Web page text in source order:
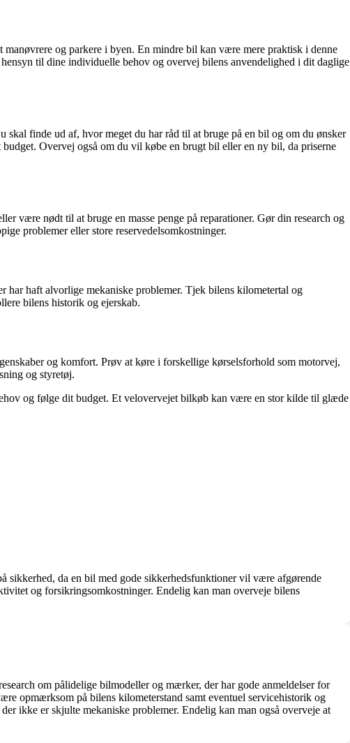
og parkere i byen. En mindre bil kan være mere praktisk i denne
til dine individuelle behov og overvej bilens anvendelighed i dit daglige
finde ud af, hvor meget du har råd til at bruge på en bil og om du ønsker
Overvej også om du vil købe en brugt bil eller en ny bil, da priserne
være nødt til at bruge en masse penge på reparationer. Gør din research og
problemer eller store reservedelsomkostninger.
haft alvorlige mekaniske problemer. Tjek bilens kilometertal og
bilens historik og ejerskab.
og komfort. Prøv at køre i forskellige kørselsforhold som motorvej,
og styretøj.
og følge dit budget. Et velovervejet bilkøb kan være en stor kilde til glæde
sikkerhed, da en bil med gode sikkerhedsfunktioner vil være afgørende
og forsikringsomkostninger. Endelig kan man overveje bilens
om pålidelige bilmodeller og mærker, der har gode anmeldelser for
opmærksom på bilens kilometerstand samt eventuel servicehistorik og
ikke er skjulte mekaniske problemer. Endelig kan man også overveje at